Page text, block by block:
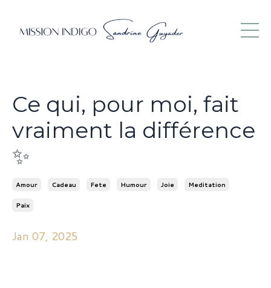
Ce qui, pour moi, fait
vraiment la différence
✨
Amour Cadeau Fete Humour Joie Meditation
Paix
Jan 07, 2025